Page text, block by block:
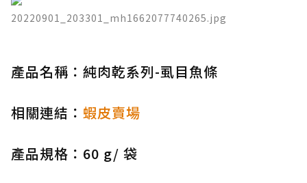
20220901_203301_mh1662077740265.jpg
產品名稱：純肉乾系列-虱目魚條
相關連結： 蝦皮賣場
產品規格：60 g/ 袋